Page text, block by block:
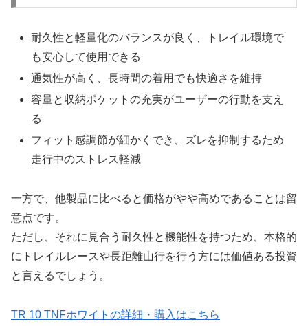
耐久性と軽量化のバランスが良く、トレイル環境で
も安心して使用できる
通気性が高く、長時間の着用でも快適さを維持
容量と収納ポケットの充実がユーザーの行動を支え
る
フィット感調節が細かくでき、ズレを抑制するため
走行中のストレス軽減
一方で、他製品に比べると価格がやや高めであることは留
意点です。
ただし、それに見合う耐久性と機能性を持つため、本格的
にトレイルレースや長距離山行を行う方には価値ある投資
と言えるでしょう。
TR 10 TNFホワイトの詳細・購入はこちら